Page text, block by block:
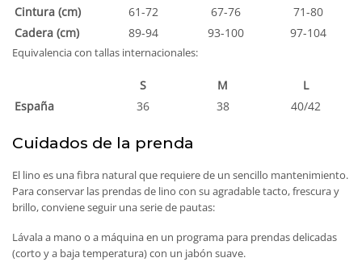
Cintura (cm)
61-72 67-76
71-80
Cadera (cm)
89-94 93-100 97-104
Equivalencia con tallas internacionales:
S M
L
España
36 38 40/42
Cuidados de la prenda
El lino es una fibra natural que requiere de un sencillo mantenimiento.
Para conservar las prendas de lino con su agradable tacto, frescura y
brillo, conviene seguir una serie de pautas:
Lávala a mano o a máquina en un programa para prendas delicadas
(corto y a baja temperatura) con un jabón suave.